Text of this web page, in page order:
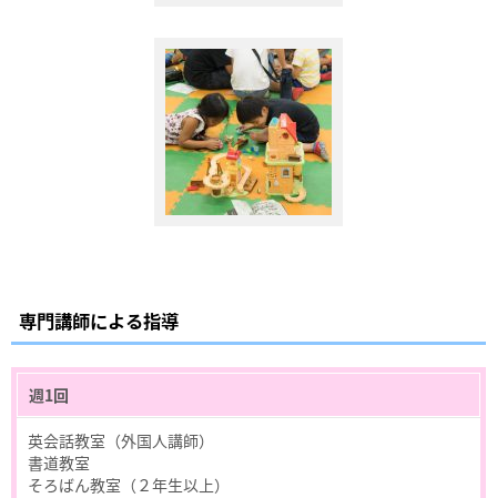
専門講師による指導
週1回
英会話教室（外国人講師）
書道教室
そろばん教室（２年生以上）